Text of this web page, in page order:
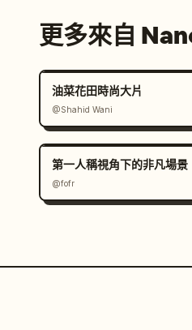
更多來自
油菜花田時尚大片
@Shahid Wani
第一人稱視角下的非凡場景
@fofr